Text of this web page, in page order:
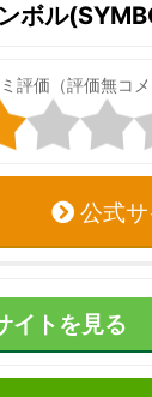
ボル
評価（評価無コ
公式
イトを見る